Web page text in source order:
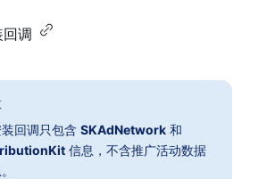
调
回调只包含 SKAdNetwork 和
信息，不含推广活动数据